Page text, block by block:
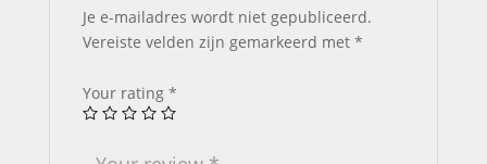
Je e-mailadres wordt niet gepubliceerd.
Vereiste velden zijn gemarkeerd met *
Your rating *